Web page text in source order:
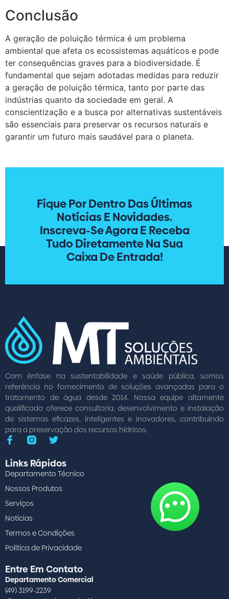
Conclusão
A geração de poluição térmica é um problema
ambiental que afeta os ecossistemas aquáticos e pode
ter consequências graves para a biodiversidade. É
fundamental que sejam adotadas medidas para reduzir
a geração de poluição térmica, tanto por parte das
indústrias quanto da sociedade em geral. A
conscientização e a busca por alternativas sustentáveis
são essenciais para preservar os recursos naturais e
garantir um futuro mais saudável para o planeta.
Fique Por Dentro Das Últimas
Notícias E Novidades.
Inscreva-Se Agora E Receba
Tudo Diretamente Na Sua
Caixa De Entrada!
Com ênfase na sustentabilidade e saúde pública, somos
referência no fornecimento de soluções avançadas para o
tratamento de água desde 2014. Nossa equipe altamente
qualificada oferece consultoria, desenvolvimento e instalação
de sistemas eficazes, inteligentes e inovadores, contribuindo
para a preservação dos recursos hídricos.
Links Rápidos
Departamento Técnico
Nossos Produtos
Serviços
Noticias
Termos e Condições
Política de Privacidade
Entre Em Contato
Departamento Comercial
(49) 3199-2239